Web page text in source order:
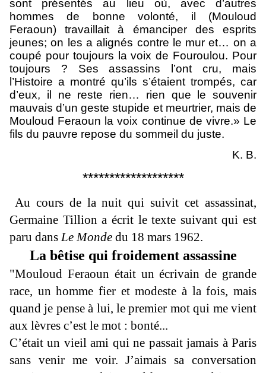
sont présentés au lieu où, avec d’autres
hommes de bonne volonté, il (Mouloud
Feraoun) travaillait à émanciper des esprits
jeunes; on les a alignés contre le mur et… on a
coupé pour toujours la voix de Fouroulou. Pour
toujours ? Ses assassins l’ont cru, mais
l’Histoire a montré qu’ils s’étaient trompés, car
d’eux, il ne reste rien… rien que le souvenir
mauvais d’un geste stupide et meurtrier, mais de
Mouloud Feraoun la voix continue de vivre.» Le
fils du pauvre repose du sommeil du juste.
K. B.
*******************
Au cours de la nuit qui suivit cet assassinat,
Germaine Tillion a écrit le texte suivant qui est
paru dansLe Monde du 18 mars 1962.
La bêtise qui froidement assassine
"Mouloud Feraoun était un écrivain de grande
race, un homme fier et modeste à la fois, mais
quand je pense à lui, le premier mot qui me vient
aux lèvres c’est le mot : bonté...
C’était un vieil ami qui ne passait jamais à Paris
sans venir me voir. J’aimais sa conversation